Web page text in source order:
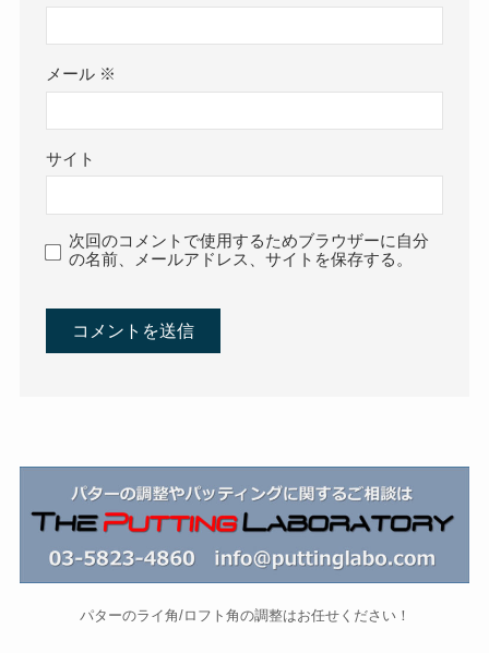
メール ※
サイト
次回のコメントで使用するためブラウザーに自分
の名前、メールアドレス、サイトを保存する。
パターのライ角/ロフト角の調整はお任せください！